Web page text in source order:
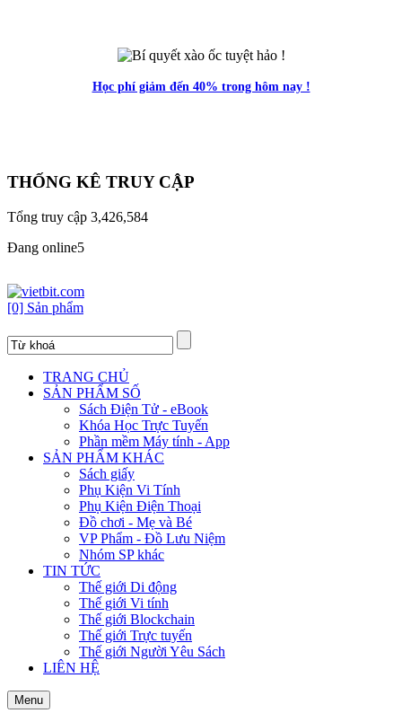
Học phí giảm đến 40% trong hôm nay !
THỐNG KÊ TRUY CẬP
Tổng truy cập 3,426,584
Đang online5
[0] Sản phẩm
TRANG CHỦ
SẢN PHẨM SỐ
Sách Điện Tử - eBook
Khóa Học Trực Tuyến
Phần mềm Máy tính - App
SẢN PHẨM KHÁC
Sách giấy
Phụ Kiện Vi Tính
Phụ Kiện Điện Thoại
Đồ chơi - Mẹ và Bé
VP Phẩm - Đồ Lưu Niệm
Nhóm SP khác
TIN TỨC
Thế giới Di động
Thế giới Vi tính
Thế giới Blockchain
Thế giới Trực tuyến
Thế giới Người Yêu Sách
LIÊN HỆ
Menu